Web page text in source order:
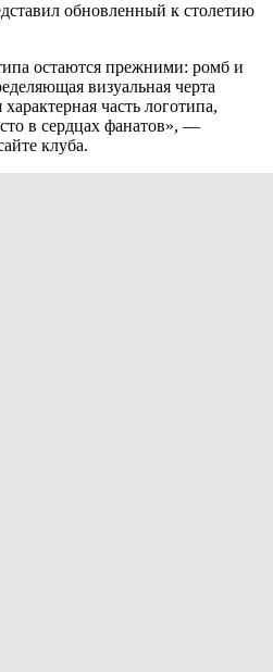
обновленный к столетию
остаются прежними: ромб и
визуальная черта
часть логотипа,
в сердцах фанатов», —
клуба.